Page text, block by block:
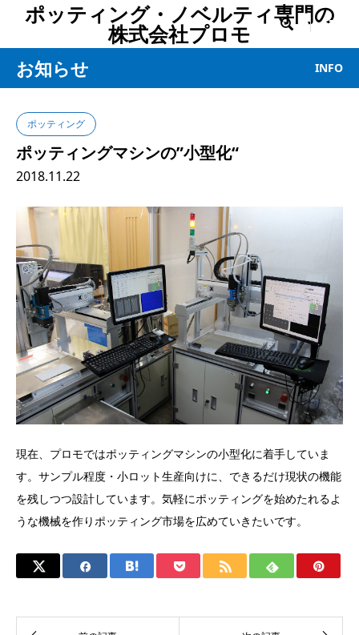
ポッティング・ノベルティ専門の
株式会社プロモ 
お知らせ INFO
ポッティング
ポッティングマシンの”小型化“
2018.11.22
現在、プロモではポッティングマシンの小型化に着手していま
す。サンプル程度・小ロット生産向けに、できるだけ現状の機能
を残しつつ設計しています。気軽にポッティングを始めたれるよ
うな機械を作りポッティング市場を広めていきたいです。